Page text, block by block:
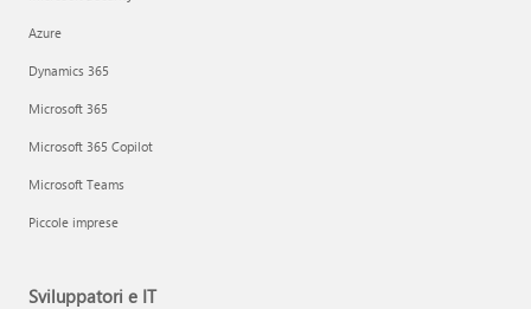
Azure
Dynamics 365
Microsoft 365
Microsoft 365 Copilot
Microsoft Teams
Piccole imprese
Sviluppatori e IT